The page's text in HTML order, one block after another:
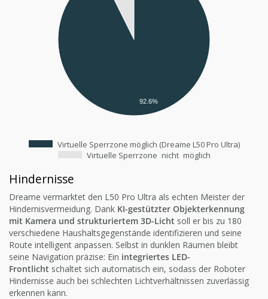
92.6%
Virtuelle Sperrzone möglich (Dreame L50 Pro Ultra)
Virtuelle Sperrzone nicht möglich
Hindernisse
Dreame vermarktet den L50 Pro Ultra als echten Meister der
Hindernisvermeidung. Dank KI-gestützter Objekterkennung
mit Kamera und strukturiertem 3D-Licht soll er bis zu 180
verschiedene Haushaltsgegenstände identifizieren und seine
Route intelligent anpassen. Selbst in dunklen Räumen bleibt
seine Navigation präzise: Ein integriertes LED-
Frontlicht schaltet sich automatisch ein, sodass der Roboter
Hindernisse auch bei schlechten Lichtverhältnissen zuverlässig
erkennen kann.